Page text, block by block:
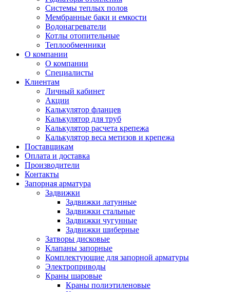
Системы теплых полов
Мембранные баки и емкости
Водонагреватели
Котлы отопительные
Теплообменники
О компании
О компании
Специалисты
Клиентам
Личный кабинет
Акции
Калькулятор фланцев
Калькулятор для труб
Калькулятор расчета крепежа
Калькулятор веса метизов и крепежа
Поставщикам
Оплата и доставка
Производители
Контакты
Запорная арматура
Задвижки
Задвижки латунные
Задвижки стальные
Задвижки чугунные
Задвижки шиберные
Затворы дисковые
Клапаны запорные
Комплектующие для запорной арматуры
Электроприводы
Краны шаровые
Краны полиэтиленовые